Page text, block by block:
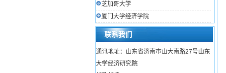
芝加哥大学
厦门大学经济学院
联系我们
通讯地址：山东省济南市山大南路27号山东
大学经济研究院